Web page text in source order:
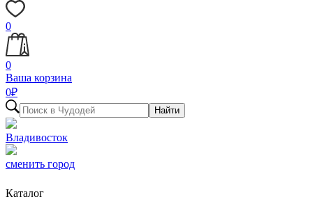
0
0
Ваша корзина
0₽
Найти
Владивосток
сменить город
Каталог